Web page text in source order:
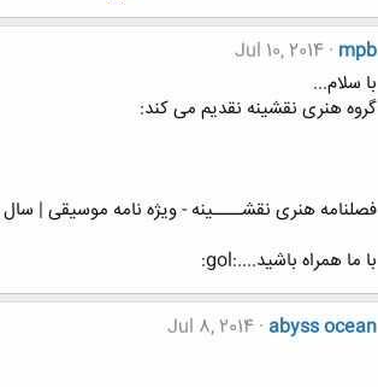
mpb
Jul 10, 2014
با سلام...
گروه هنری نقشینه نقدیم می کند:
فصلنامه هنری نقشــــینه - ویژه نامه موسیقی | سال دوم - بهار
با ما همراه باشید....:gol:
abyss ocean
Jul 8, 2014